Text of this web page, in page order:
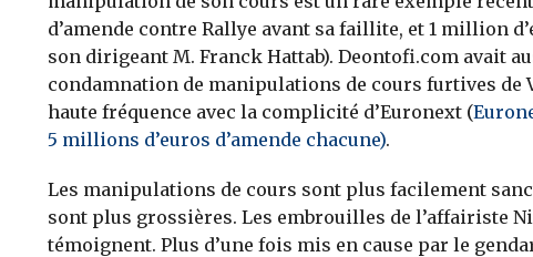
d’amende contre Rallye avant sa faillite, et 1 million
son dirigeant M. Franck Hattab). Deontofi.com avait
condamnation de manipulations de cours furtives de
haute fréquence avec la complicité d’Euronext (
5 millions d’euros d’amende chacune).
Les manipulations de cours sont plus facilement
sont plus grossières. Les embrouilles de l’affairiste
témoignent. Plus d’une fois mis en cause par le